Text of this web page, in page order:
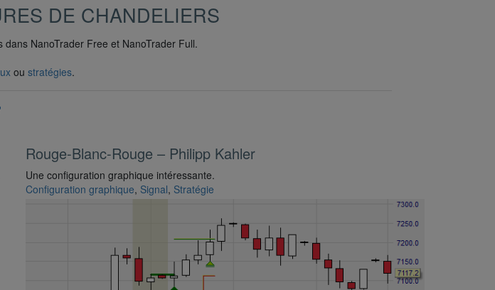
DE CHANDELIERS
NanoTrader Free et NanoTrader Full.
ou stratégies.
Rouge-Blanc-Rouge – Philipp Kahler
Une configuration graphique intéressante.
Configuration graphique, Signal, Stratégie